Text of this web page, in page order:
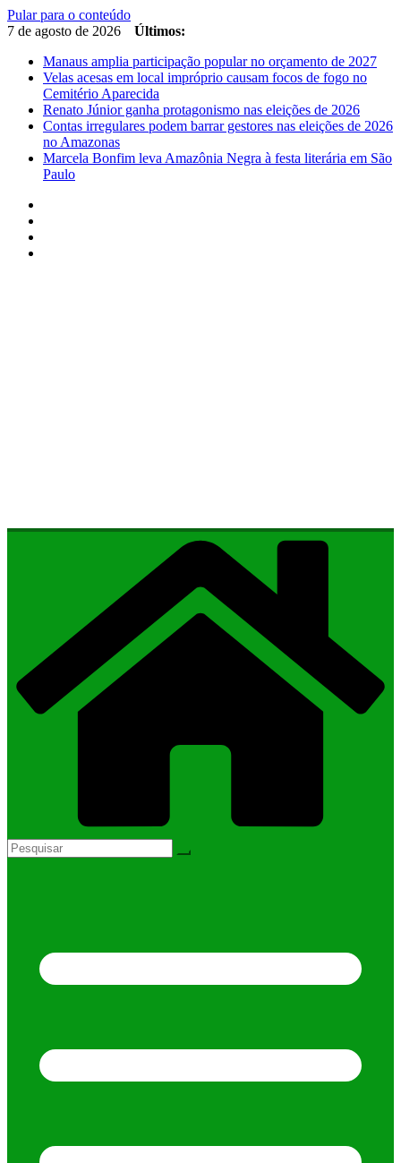
Pular para o conteúdo
7 de agosto de 2026
Últimos:
Manaus amplia participação popular no orçamento de 2027
Velas acesas em local impróprio causam focos de fogo no
Cemitério Aparecida
Renato Júnior ganha protagonismo nas eleições de 2026
Contas irregulares podem barrar gestores nas eleições de 2026
no Amazonas
Marcela Bonfim leva Amazônia Negra à festa literária em São
Paulo